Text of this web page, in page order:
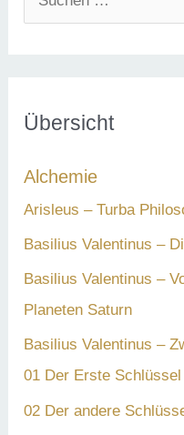
u
e
n
a
c
h
:
Übersicht
Alchemie
Arisleus – Turba
Basilius Valentinus –
Basilius Valentinus –
Planeten Saturn
Basilius Valentinus –
01 Der Erste Schlüssel
02 Der andere